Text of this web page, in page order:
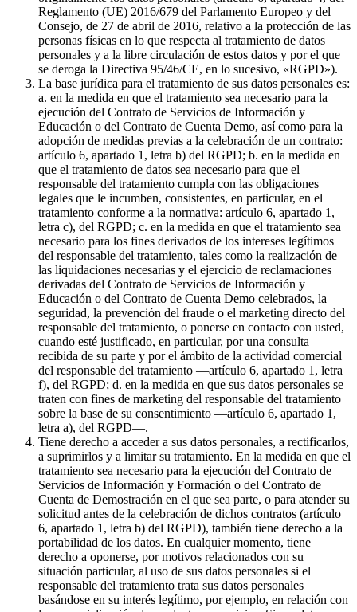
Reglamento (UE) 2016/679 del Parlamento Europeo y del
Consejo, de 27 de abril de 2016, relativo a la protección de las
personas físicas en lo que respecta al tratamiento de datos
personales y a la libre circulación de estos datos y por el que
se deroga la Directiva 95/46/CE, en lo sucesivo, «RGPD»).
La base jurídica para el tratamiento de sus datos personales es:
a. en la medida en que el tratamiento sea necesario para la
ejecución del Contrato de Servicios de Información y
Educación o del Contrato de Cuenta Demo, así como para la
adopción de medidas previas a la celebración de un contrato:
artículo 6, apartado 1, letra b) del RGPD; b. en la medida en
que el tratamiento de datos sea necesario para que el
responsable del tratamiento cumpla con las obligaciones
legales que le incumben, consistentes, en particular, en el
tratamiento conforme a la normativa: artículo 6, apartado 1,
letra c), del RGPD; c. en la medida en que el tratamiento sea
necesario para los fines derivados de los intereses legítimos
del responsable del tratamiento, tales como la realización de
las liquidaciones necesarias y el ejercicio de reclamaciones
derivadas del Contrato de Servicios de Información y
Educación o del Contrato de Cuenta Demo celebrados, la
seguridad, la prevención del fraude o el marketing directo del
responsable del tratamiento, o ponerse en contacto con usted,
cuando esté justificado, en particular, por una consulta
recibida de su parte y por el ámbito de la actividad comercial
del responsable del tratamiento —artículo 6, apartado 1, letra
f), del RGPD; d. en la medida en que sus datos personales se
traten con fines de marketing del responsable del tratamiento
sobre la base de su consentimiento —artículo 6, apartado 1,
letra a), del RGPD—.
Tiene derecho a acceder a sus datos personales, a rectificarlos,
a suprimirlos y a limitar su tratamiento. En la medida en que el
tratamiento sea necesario para la ejecución del Contrato de
Servicios de Información y Formación o del Contrato de
Cuenta de Demostración en el que sea parte, o para atender su
solicitud antes de la celebración de dichos contratos (artículo
6, apartado 1, letra b) del RGPD), también tiene derecho a la
portabilidad de los datos. En cualquier momento, tiene
derecho a oponerse, por motivos relacionados con su
situación particular, al uso de sus datos personales si el
responsable del tratamiento trata sus datos personales
basándose en su interés legítimo, por ejemplo, en relación con